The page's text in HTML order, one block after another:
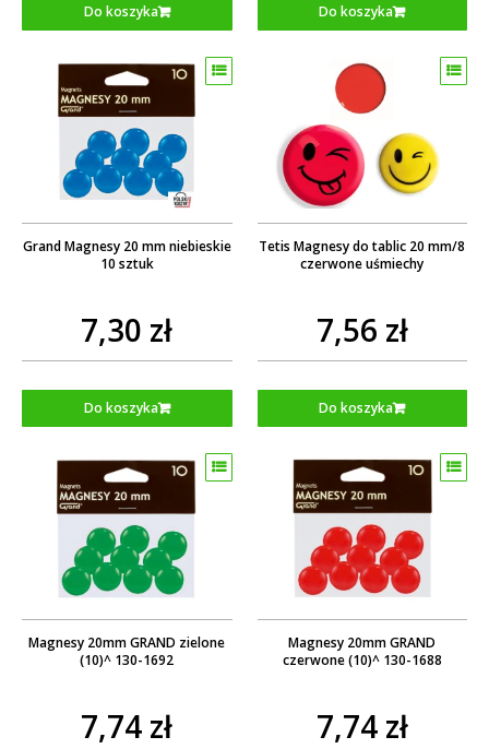
Do koszyka Do koszyka
Grand Magnesy 20 mm niebieskie
10 sztuk
7,30 zł
Do koszyka
Tetis Magnesy do tablic 20 mm/8
czerwone uśmiechy
7,56 zł
Do koszyka
Magnesy 20mm GRAND zielone
(10)^ 130-1692
7,74 zł
Magnesy 20mm GRAND
czerwone (10)^ 130-1688
7,74 zł